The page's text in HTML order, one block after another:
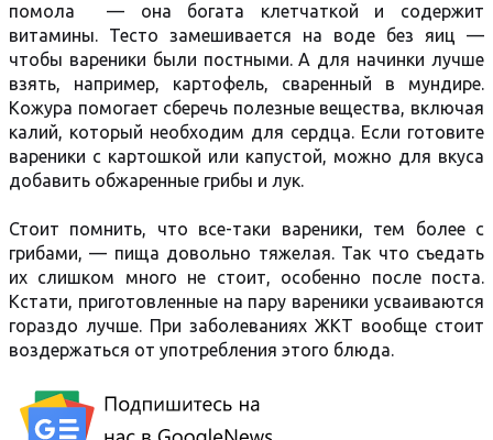
помола — она богата клетчаткой и содержит
витамины. Тесто замешивается на воде без яиц —
чтобы вареники были постными. А для начинки лучше
взять, например, картофель, сваренный в мундире.
Кожура помогает сберечь полезные вещества, включая
калий, который необходим для сердца. Если готовите
вареники с картошкой или капустой, можно для вкуса
добавить обжаренные грибы и лук.
Стоит помнить, что все-таки вареники, тем более с
грибами, — пища довольно тяжелая. Так что съедать
их слишком много не стоит, особенно после поста.
Кстати, приготовленные на пару вареники усваиваются
гораздо лучше. При заболеваниях ЖКТ вообще стоит
воздержаться от употребления этого блюда.